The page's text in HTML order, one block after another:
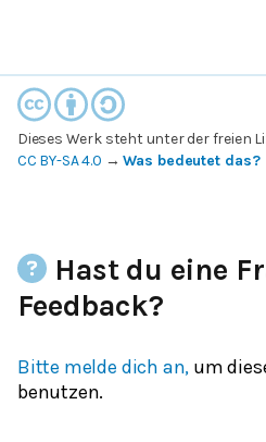
Dieses Werk steht unter der freien
CC BY-SA 4.0 →Was bedeutet das?
Hast du eine
Feedback?
Bitte melde dich an, um
benutzen.